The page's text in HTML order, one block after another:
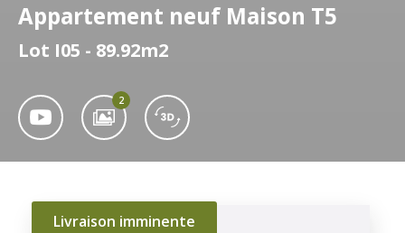
Appartement neuf Maison T5
Lot I05 - 89.92m2
2
Livraison imminente